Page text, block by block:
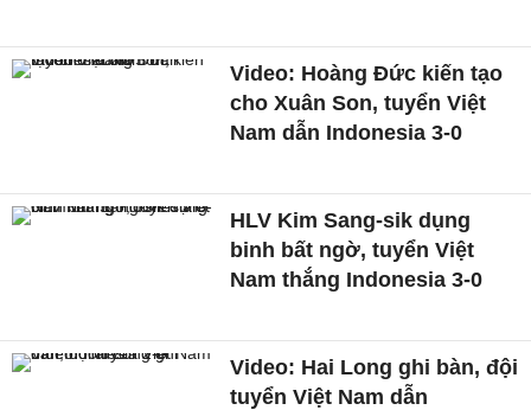
Video: Hoàng Đức kiến tạo
cho Xuân Son, tuyển Việt
Nam dẫn Indonesia 3-0
HLV Kim Sang-sik dụng
binh bất ngờ, tuyển Việt
Nam thắng Indonesia 3-0
Video: Hai Long ghi bàn, đội
tuyển Việt Nam dẫn